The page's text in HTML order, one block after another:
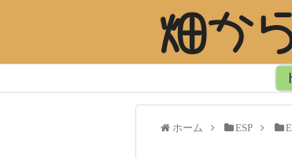
畑か
ホーム ESP